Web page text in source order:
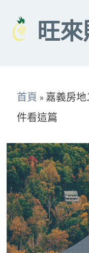
content
旺
首頁 » 嘉義房
件看這篇